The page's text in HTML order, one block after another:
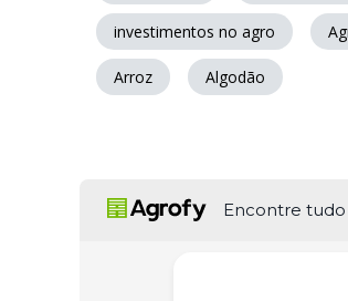
investimentos no agro
Arroz Algodão
Encontre